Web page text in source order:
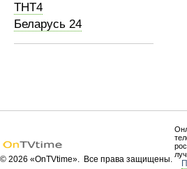
ТНТ4
Беларусь 24
© 2026 «OnTVtime». Все права защищены.